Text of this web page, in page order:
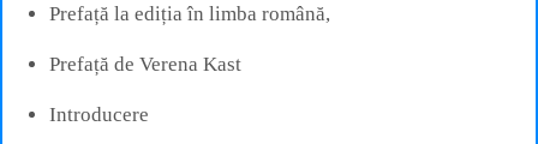
Prefață la ediția în limba română,
Prefață de Verena Kast
Introducere